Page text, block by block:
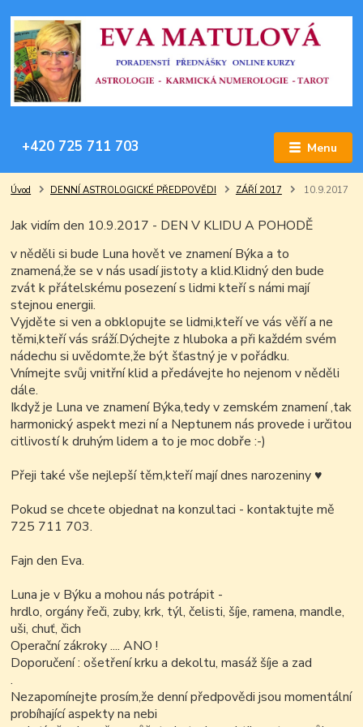
Menu
+420 725 711 703
Úvod DENNÍ ASTROLOGICKÉ PŘEDPOVĚDI ZÁŘÍ 2017 10.9.2017
Jak vidím den 10.9.2017 - DEN V KLIDU A POHODĚ
v něděli si bude Luna hovět ve znamení Býka a to
znamená,že se v nás usadí jistoty a klid.Klidný den bude
zvát k přátelskému posezení s lidmi kteří s námi mají
stejnou energii.
Vyjděte si ven a obklopujte se lidmi,kteří ve vás věří a ne
těmi,kteří vás sráží.Dýchejte z hluboka a při každém svém
nádechu si uvědomte,že být šťastný je v pořádku.
Vnímejte svůj vnitřní klid a předávejte ho nejenom v něděli
dále.
Ikdyž je Luna ve znamení Býka,tedy v zemském znamení ,tak
harmonický aspekt mezi ní a Neptunem nás provede i určitou
citlivostí k druhým lidem a to je moc dobře :-)
Přeji také vše nejlepší těm,kteří mají dnes narozeniny♥
Pokud se chcete objednat na konzultaci - kontaktujte mě
725 711 703.
Fajn den Eva.
Luna je v Býku a mohou nás potrápit -
hrdlo, orgány řeči, zuby, krk, týl, čelisti, šíje, ramena, mandle,
uši, chuť, čich
Operační zákroky .... ANO !
Doporučení : ošetření krku a dekoltu, masáž šíje a zad
.
Nezapomínejte prosím,že denní předpovědi jsou momentální
probíhající aspekty na nebi